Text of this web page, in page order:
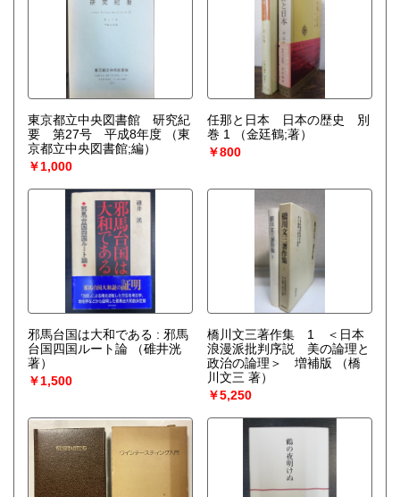
東京都立中央図書館 研究紀
要 第27号 平成8年度
（東
京都立中央図書館;編）
￥1,000
任那と日本 日本の歴史 別
巻 1
（金廷鶴;著）
￥800
邪馬台国は大和である : 邪馬
台国四国ルート論
（碓井洸
著）
￥1,500
橋川文三著作集 1 ＜日本
浪漫派批判序説 美の論理と
政治の論理＞ 増補版
（橋
川文三 著）
￥5,250